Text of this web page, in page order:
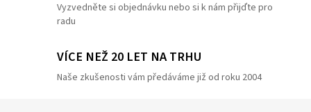
Vyzvedněte si objednávku nebo si k nám přijďte pro
radu
VÍCE NEŽ 20 LET NA TRHU
Naše zkušenosti vám předáváme již od roku 2004